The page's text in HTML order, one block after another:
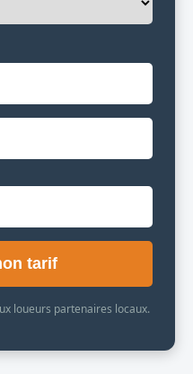
tarif
loueurs partenaires locaux.